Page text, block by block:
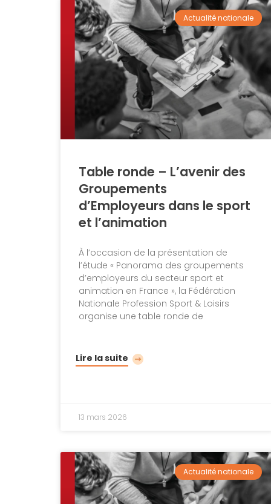
Actualité nationale
Table ronde – L’avenir des
Groupements
d’Employeurs dans le sport
et l’animation
À l’occasion de la présentation de
l’étude « Panorama des groupements
d’employeurs du secteur sport et
animation en France », la Fédération
Nationale Profession Sport & Loisirs
organise une table ronde de
Lire la suite
13 mars 2026
Actualité nationale